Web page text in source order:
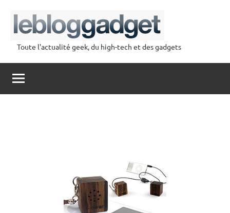
contenu
lebloggadget
Toute l'actualité geek, du high-tech et des gadgets